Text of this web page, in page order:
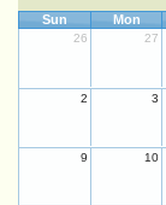
Sun Mon
26 27
2 3
9 10